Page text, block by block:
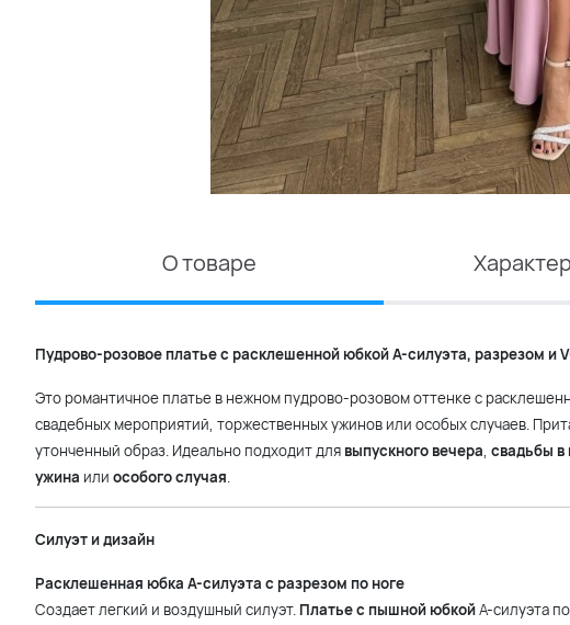
О товаре
Пудрово-розовое платье с расклешенной юбкой А-силуэта, разрезом и
Это романтичное платье в нежном пудрово-розовом оттенке с
свадебных мероприятий, торжественных ужинов или особых случаев.
утонченный образ. Идеально подходит для выпускного вечера, свадьбы в
ужина или особого случая.
Силуэт и дизайн
Расклешенная юбка А-силуэта с разрезом по ноге
Создает легкий и воздушный силуэт. Платье с пышной юбкойА-силуэта